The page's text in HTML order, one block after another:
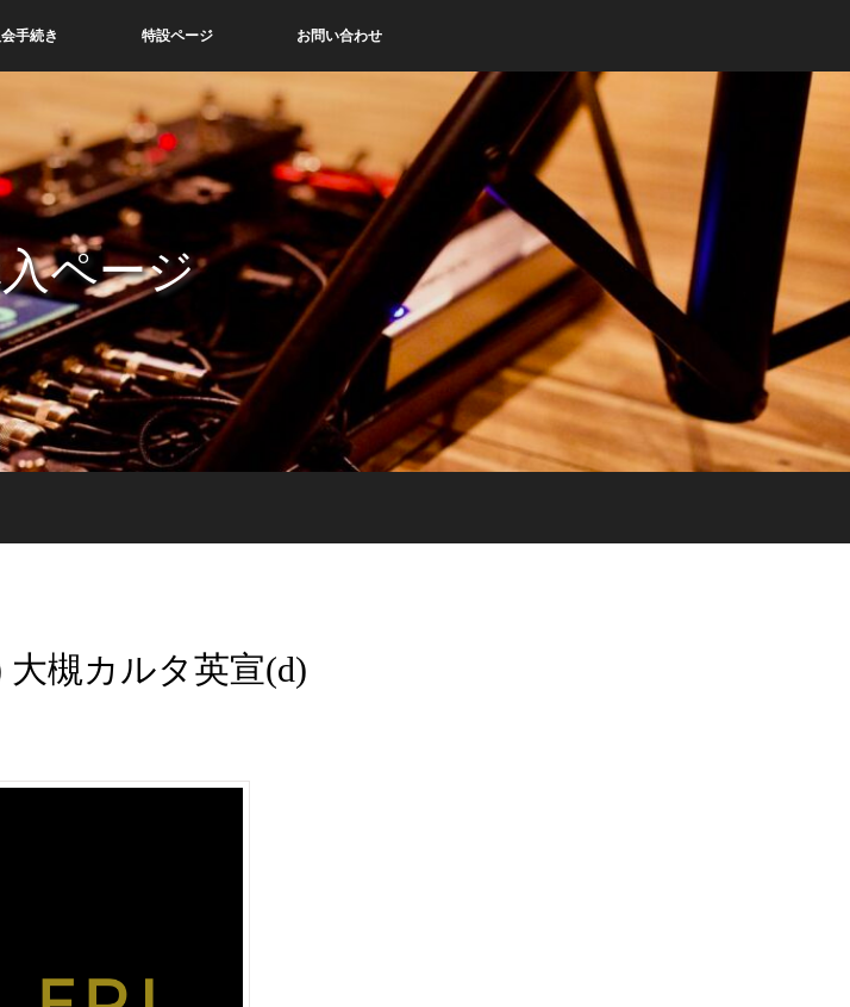
手続き 特設ページ お問い合わせ
ページ
大槻カルタ英宣(d)